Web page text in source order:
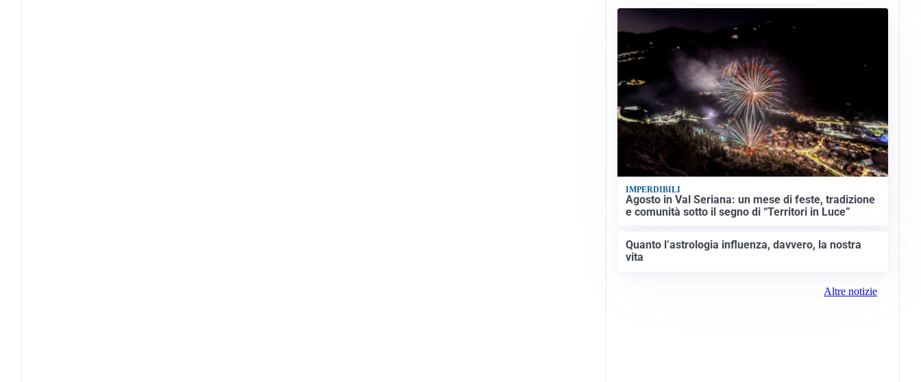
IMPERDIBILI
Agosto in Val Seriana: un mese di feste, tradizione
e comunità sotto il segno di “Territori in Luce”
Quanto l’astrologia influenza, davvero, la nostra
vita
Altre notizie